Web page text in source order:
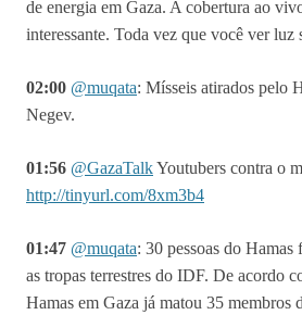
de energia em Gaza. A cobertura ao
interessante. Toda vez que você ver luz
02:00 @muqata: Mísseis atirados pelo
Negev.
01:56 @GazaTalkYoutubers contra o
http://tinyurl.com/8xm3b4
01:47 @muqata: 30 pessoas do
as tropas terrestres do IDF. De acordo
Hamas em Gaza já matou 35 membros